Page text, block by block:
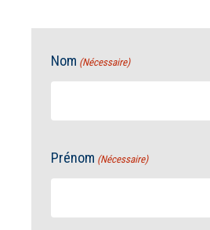
Nom (Nécessaire)
Prénom (Nécessaire)